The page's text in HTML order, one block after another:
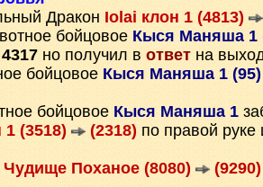
Дракон Iolai клон 1 (4813)
бойцовое Кыся Маняша 1
4317 но получил в ответ на
бойцовое Кыся Маняша 1
бойцовое Кыся Маняша 1
1 (3518) (2318) по правой руке
Чудище Поханое (8080) (9290)